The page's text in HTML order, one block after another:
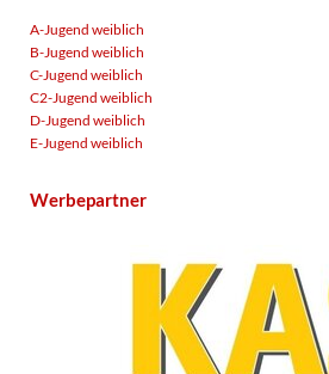
A-Jugend weiblich
B-Jugend weiblich
C-Jugend weiblich
C2-Jugend weiblich
D-Jugend weiblich
E-Jugend weiblich
Werbepartner